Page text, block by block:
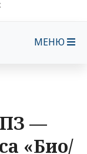
МЕНЮ
—
«Био/